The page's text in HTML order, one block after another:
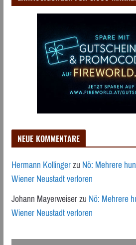
NEUE KOMMENTARE
Hermann KollingerzuNö: Mehrere
Wiener Neustadt verloren
Johann MayerweiserzuNö: Mehrere
Wiener Neustadt verloren